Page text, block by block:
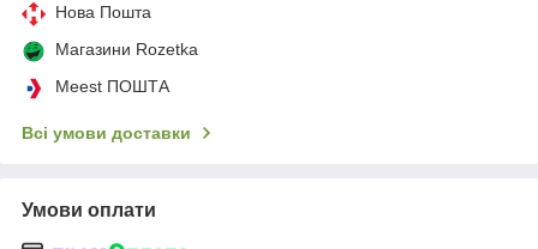
Нова Пошта
Магазини Rozetka
Meest ПОШТА
Всі умови доставки
Умови оплати